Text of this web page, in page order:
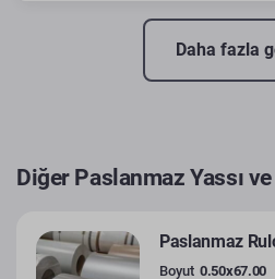
Daha fazla
Diğer Paslanmaz Yassı
Paslanmaz
Boyut 0.50x67.00